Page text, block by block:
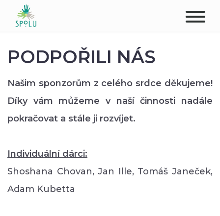
PODPOŘTE NÁS
PŮSOBIŠTĚ
PROFESIONÁLOVÉ
PODPOŘILI NÁS
Našim sponzorům z celého srdce děkujeme!
Díky vám můžeme v naší činnosti nadále
pokračovat a stále ji rozvíjet.
Individuální dárci:
Shoshana Chovan, Jan Ille, Tomáš Janeček,
Adam Kubetta